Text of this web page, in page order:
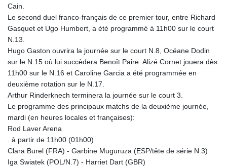
Cain.
Le second duel franco-français de ce premier tour, entre Richard
Gasquet et Ugo Humbert, a été programmé à 11h00 sur le court
N.13.
Hugo Gaston ouvrira la journée sur le court N.8, Océane Dodin
sur le N.15 où lui succèdera Benoît Paire. Alizé Cornet jouera dès
11h00 sur le N.16 et Caroline Garcia a été programmée en
deuxième rotation sur le N.17.
Arthur Rinderknech terminera la journée sur le court 3.
Le programme des principaux matchs de la deuxième journée,
mardi (en heures locales et françaises):
Rod Laver Arena
. à partir de 11h00 (01h00)
Clara Burel (FRA) - Garbine Muguruza (ESP/tête de série N.3)
Iga Swiatek (POL/N.7) - Harriet Dart (GBR)